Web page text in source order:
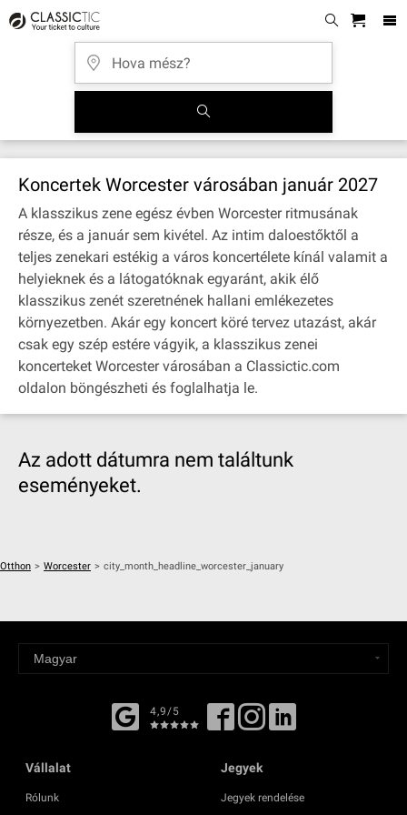
Koncertek Worcester városában január 2027
A klasszikus zene egész évben Worcester ritmusának
része, és a január sem kivétel. Az intim daloestőktől a
teljes zenekari estékig a város koncertélete kínál valamit a
helyieknek és a látogatóknak egyaránt, akik élő
klasszikus zenét szeretnének hallani emlékezetes
környezetben. Akár egy koncert köré tervez utazást, akár
csak egy szép estére vágyik, a klasszikus zenei
koncerteket Worcester városában a Classictic.com
oldalon böngészheti és foglalhatja le.
Az adott dátumra nem találtunk
eseményeket.
Otthon > Worcester > city_month_headline_worcester_january
4,9/5
Vállalat
Rólunk
Jegyek
Jegyek rendelése